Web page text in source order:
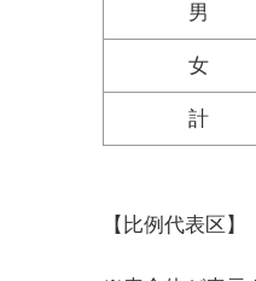
男
女
計
【比例代表区】